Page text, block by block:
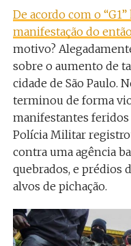
De acordo com o
manifestação do
motivo?
sobre o aumento de
cidade de São Paulo.
terminou de forma
manifestantes feridos
Polícia Militar
contra uma agência
quebrados, e prédios
alvos de pichação.